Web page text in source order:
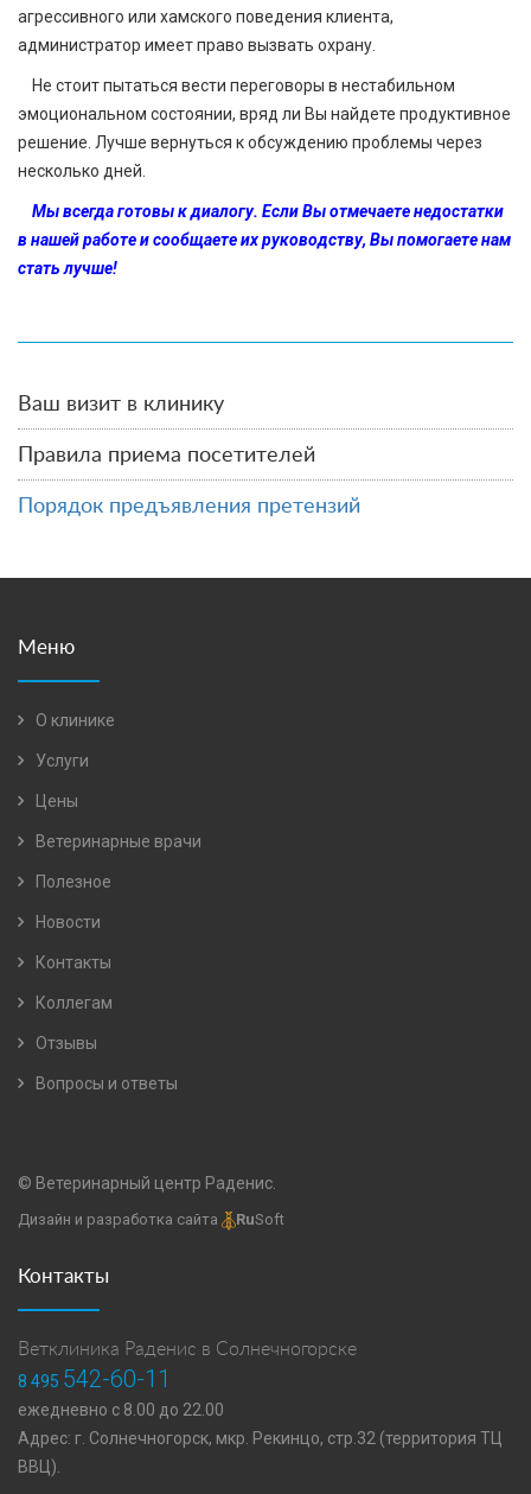
агрессивного или хамского поведения клиента,
администратор имеет право вызвать охрану.
Не стоит пытаться вести переговоры в нестабильном
эмоциональном состоянии, вряд ли Вы найдете продуктивное
решение. Лучше вернуться к обсуждению проблемы через
несколько дней.
Мы всегда готовы к диалогу. Если Вы отмечаете недостатки
в нашей работе и сообщаете их руководству, Вы помогаете нам
стать лучше!
Ваш визит в клинику
Правила приема посетителей
Порядок предъявления претензий
Меню
О клинике
Услуги
Цены
Ветеринарные врачи
Полезное
Новости
Контакты
Коллегам
Отзывы
Вопросы и ответы
© Ветеринарный центр Раденис.
Дизайн и разработка сайта RuSoft
Контакты
Ветклиника Раденис в Солнечногорске
8 495 542-60-11
ежедневно с 8.00 до 22.00
Адрес: г. Солнечногорск, мкр. Рекинцо, стр.32 (территория ТЦ
ВВЦ).